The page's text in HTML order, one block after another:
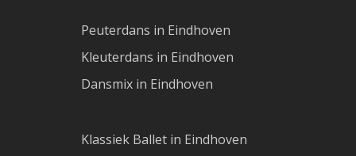
Peuterdans in Eindhoven
Kleuterdans in Eindhoven
Dansmix in Eindhoven
Klassiek Ballet in Eindhoven